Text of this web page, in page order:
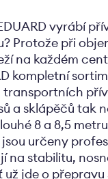
vyrábí
Protože při
na každém
kompletní
transportních
a sklápěčů tak
8 a 8,5
určeny
na stabilitu,
už jde o